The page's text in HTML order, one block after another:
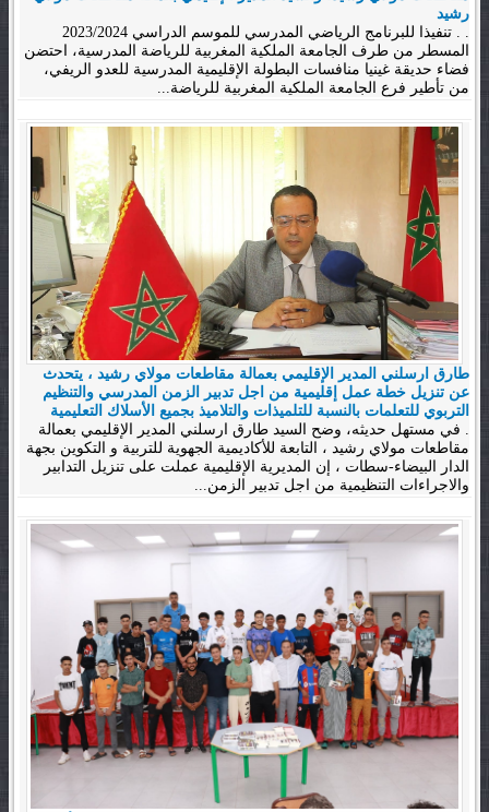
رشيد
. . تنفيذا للبرنامج الرياضي المدرسي للموسم الدراسي 2023/2024
المسطر من طرف الجامعة الملكية المغربية للرياضة المدرسية، احتضن
فضاء حديقة غينيا منافسات البطولة الإقليمية المدرسية للعدو الريفي،
من تأطير فرع الجامعة الملكية المغربية للرياضة...
طارق ارسلني المدير الإقليمي بعمالة مقاطعات مولاي رشيد ، يتحدث
عن تنزيل خطة عمل إقليمية من اجل تدبير الزمن المدرسي والتنظيم
التربوي للتعلمات بالنسبة للتلميذات والتلاميذ بجميع الأسلاك التعليمية
. في مستهل حديثه، وضح السيد طارق ارسلني المدير الإقليمي بعمالة
مقاطعات مولاي رشيد ، التابعة للأكاديمية الجهوية للتربية و التكوين بجهة
الدار البيضاء-سطات ، إن المديرية الإقليمية عملت على تنزيل التدابير
والاجراءات التنظيمية من اجل تدبير الزمن...